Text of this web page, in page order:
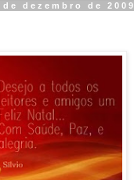
dezembro de 2009